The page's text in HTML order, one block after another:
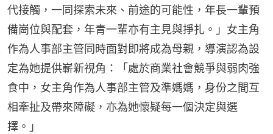
代接觸，一同探索未來、前途的可能性，年長一輩預
備崗位與配套，年青一輩亦有主見與掙扎。」女主角
作為人事部主管同時面對即將成為母親，導演認為設
定為她提供嶄新視角：「處於商業社會競爭與弱肉強
食中，女主角作為人事部主管及準媽媽，身份之間互
相牽扯及帶來障礙，亦為她懷疑每一個決定與選
擇。」